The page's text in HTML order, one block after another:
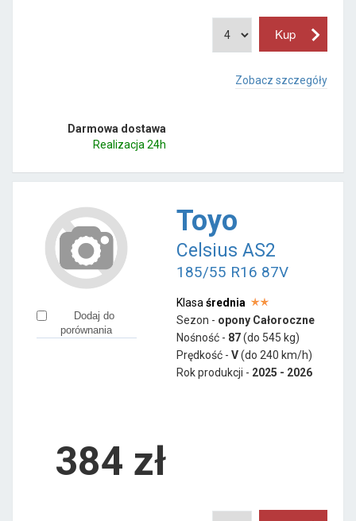
Zobacz szczegóły
Darmowa dostawa
Realizacja 24h
Dodaj do
porównania
Toyo
Celsius AS2
185/55 R16 87V
Klasa średnia
Sezon - opony Całoroczne
Nośność - 87(do 545 kg)
Prędkość - V(do 240 km/h)
Rok produkcji - 2025 - 2026
384 zł